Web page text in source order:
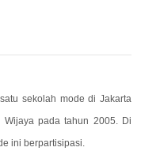
sekolah mode di Jakarta
pada tahun 2005. Di
ini berpartisipasi.